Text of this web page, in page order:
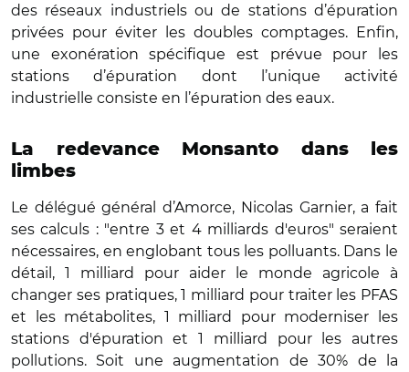
des réseaux industriels ou de stations d’épuration
privées pour éviter les doubles comptages. Enfin,
une exonération spécifique est prévue pour les
stations d’épuration dont l’unique activité
industrielle consiste en l’épuration des eaux.
La redevance Monsanto dans les
limbes
Le délégué général d’Amorce, Nicolas Garnier, a fait
ses calculs : "entre 3 et 4 milliards d'euros" seraient
nécessaires, en englobant tous les polluants. Dans le
détail, 1 milliard pour aider le monde agricole à
changer ses pratiques, 1 milliard pour traiter les PFAS
et les métabolites, 1 milliard pour moderniser les
stations d'épuration et 1 milliard pour les autres
pollutions. Soit une augmentation de 30% de la